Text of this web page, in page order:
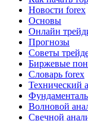
Новости forex
Основы
Онлайн
Прогнозы
Советы
Биржевые
Словарь forex
Технический
Волновой
Свечной